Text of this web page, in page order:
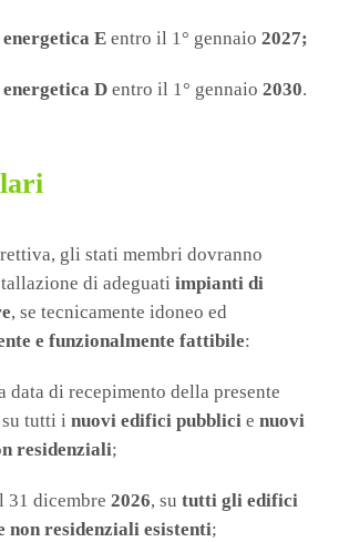
energetica E entro il 1° gennaio 2027;
energetica D entro il 1° gennaio 2030.
gli stati membri dovranno
di adeguati impianti di
, se tecnicamente idoneo ed
e funzionalmente fattibile:
data di recepimento della presente
tutti i nuovi edifici pubblici e nuovi
residenziali;
31 dicembre 2026, su tutti gli edifici
non residenziali esistenti;